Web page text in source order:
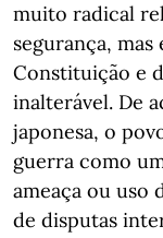
muito radical
segurança, mas
Constituição e
inalterável. De
japonesa, o
guerra como
ameaça ou uso
de disputas